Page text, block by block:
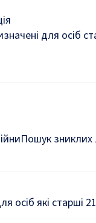
для осіб
Пошук зниклих
осіб які старші